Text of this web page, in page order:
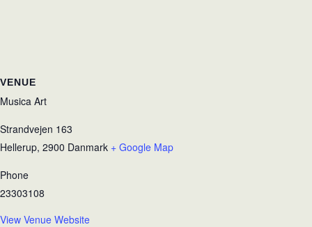
VENUE
Musica Art
Strandvejen 163
Hellerup, 2900 Danmark + Google Map
Phone
23303108
View Venue Website